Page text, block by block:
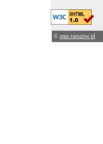
© sms.rzeszow.pl